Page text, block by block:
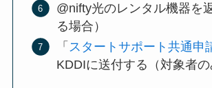
@nifty光のレンタル機器を
る場合）
「 スタートサポート共通申
KDDIに送付する（対象者の